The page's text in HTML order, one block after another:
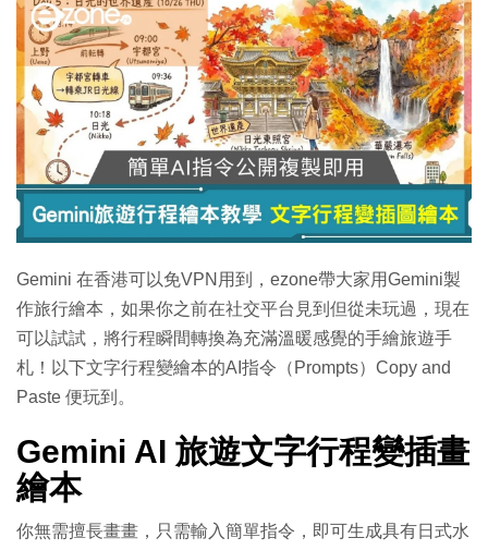
IT Times
生成式AI與雲端應用
Enterprise Digital Transformation
特集
Gemini 在香港可以免VPN用到，ezone帶大家用Gemini製
作旅行繪本，如果你之前在社交平台見到但從未玩過，現在
可以試試，將行程瞬間轉換為充滿溫暖感覺的手繪旅遊手
札！以下文字行程變繪本的AI指令（Prompts）Copy and
Paste 便玩到。
Gemini AI 旅遊文字行程變插畫
繪本
你無需擅長畫畫，只需輸入簡單指令，即可生成具有日式水